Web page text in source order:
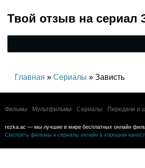
Твой отзыв на сериал
Главная » Сериалы » Зависть
Фильмы Мультфильмы Сериалы Передачи и
rezka.ac — мы лучшие в мире бесплатных онлайн
Смотреть фильмы и сериалы онлайн в хорошем